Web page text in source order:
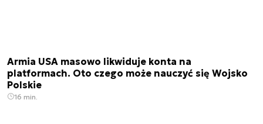
Armia USA masowo likwiduje konta na
platformach. Oto czego może nauczyć się Wojsko
Polskie
16 min.